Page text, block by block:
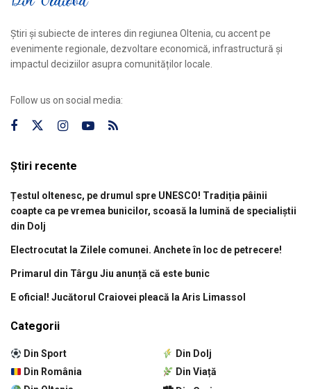
Știri și subiecte de interes din regiunea Oltenia, cu accent pe
evenimente regionale, dezvoltare economică, infrastructură și
impactul deciziilor asupra comunităților locale.
Follow us on social media:
Știri recente
Țestul oltenesc, pe drumul spre UNESCO! Tradiția pâinii
coapte ca pe vremea bunicilor, scoasă la lumină de specialiștii
din Dolj
Electrocutat la Zilele comunei. Anchete în loc de petrecere!
Primarul din Târgu Jiu anunță că este bunic
E oficial! Jucătorul Craiovei pleacă la Aris Limassol
Categorii
Din Sport
Din România
Din Dolj
Din Viață